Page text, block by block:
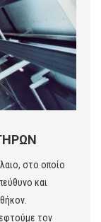
στο οποίο
και
τον